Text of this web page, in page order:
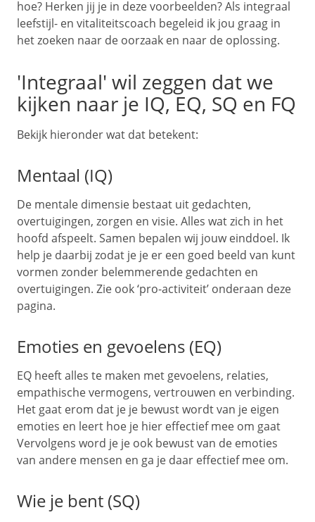
hoe? Herken jij je in deze voorbeelden? Als integraal
leefstijl- en vitaliteitscoach begeleid ik jou graag in
het zoeken naar de oorzaak en naar de oplossing.
'Integraal' wil zeggen dat we
kijken naar je IQ, EQ, SQ en FQ
Bekijk hieronder wat dat betekent:
Mentaal (IQ)
De mentale dimensie bestaat uit gedachten,
overtuigingen, zorgen en visie. Alles wat zich in het
hoofd afspeelt. Samen bepalen wij jouw einddoel. Ik
help je daarbij zodat je je er een goed beeld van kunt
vormen zonder belemmerende gedachten en
overtuigingen. Zie ook ‘pro-activiteit’ onderaan deze
pagina.
Emoties en gevoelens (EQ)
EQ heeft alles te maken met gevoelens, relaties,
empathische vermogens, vertrouwen en verbinding.
Het gaat erom dat je je bewust wordt van je eigen
emoties en leert hoe je hier effectief mee om gaat
Vervolgens word je je ook bewust van de emoties
van andere mensen en ga je daar effectief mee om.
Wie je bent (SQ)